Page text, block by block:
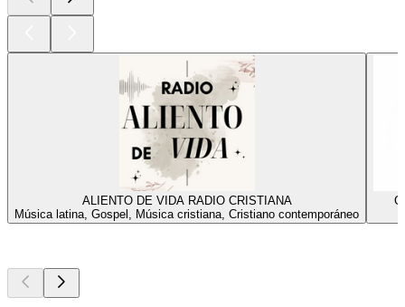
ALIENTO DE VIDA RADIO CRISTIANA
Música latina, Gospel, Música cristiana, Cristiano contemporáneo